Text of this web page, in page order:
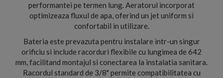
performantei pe termen lung. Aeratorul incorporat
optimizeaza fluxul de apa, oferind un jet uniform si
confortabil in utilizare.
Bateria este prevazuta pentru instalare intr-un singur
orificiu si include racorduri flexibile cu lungimea de 642
mm, facilitand montajul si conectarea la instalatia sanitara.
Racordul standard de 3/8" permite compatibilitatea cu